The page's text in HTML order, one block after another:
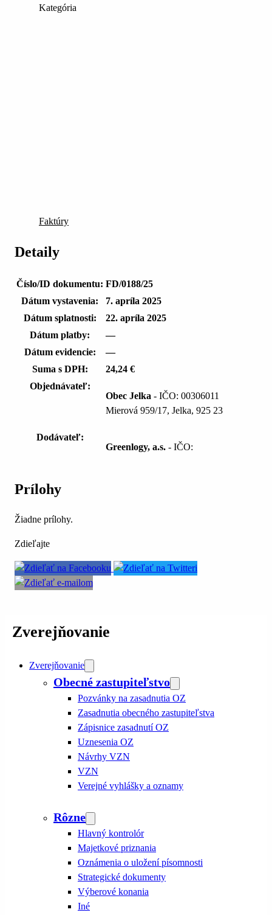
Kategória
Faktúry
Detaily
Číslo/ID dokumentu: FD/0188/25
Dátum vystavenia:
7. apríla 2025
Dátum splatnosti:
22. apríla 2025
Dátum platby:
—
Dátum evidencie:
—
Suma s DPH:
24,24 €
Objednávateľ:
Obec Jelka - IČO: 00306011
Mierová 959/17, Jelka, 925 23
Dodávateľ:
Greenlogy, a.s. - IČO:
Prílohy
Žiadne prílohy.
Zdieľajte
Zverejňovanie
Zverejňovanie
Obecné zastupiteľstvo
Pozvánky na zasadnutia OZ
Zasadnutia obecného zastupiteľstva
Zápisnice zasadnutí OZ
Uznesenia OZ
Návrhy VZN
VZN
Verejné vyhlášky a oznamy
Rôzne
Hlavný kontrolór
Majetkové priznania
Oznámenia o uložení písomnosti
Strategické dokumenty
Výberové konania
Iné